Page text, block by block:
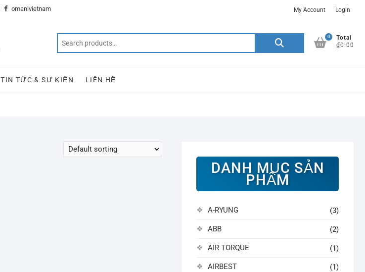
omanivietnam My Account Login
Search
0
Total
₫0.00
TIN TỨC & SỰ KIỆN LIÊN HỆ
DANH MỤC SẢN
PHẨM
A-RYUNG (3)
ABB (2)
AIR TORQUE (1)
AIRBEST (1)